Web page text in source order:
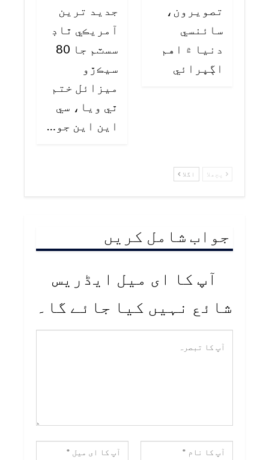
تصويرون،
سائنسي
دنيا ۾ اهم
اڳڀرائي
جديد ترين
آمريڪي ٿاڊ
سسٽم جا 80
سيڪڙو
ميزائل ختم
ٿي ويا، سي
اين اين جو…
پچھلا اگلا
جواب شامل کریں
آپ کا ای میل ایڈریس
شائع نہیں کیا جائے گا۔